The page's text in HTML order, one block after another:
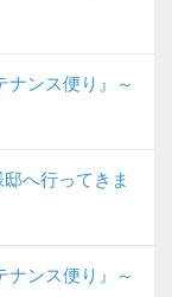
ナンス便り』～
へ行ってきま
ナンス便り』～